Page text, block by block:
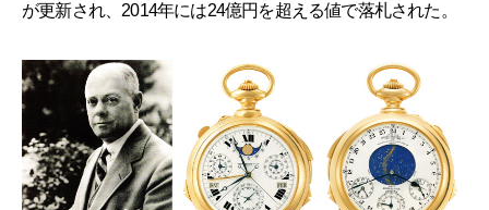
が更新され、2014年には24億円を超える値で落札された。